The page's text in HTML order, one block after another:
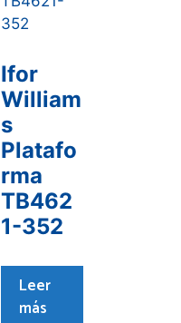
Ifor
William
s
Platafo
rma
TB462
1-352
Leer
más